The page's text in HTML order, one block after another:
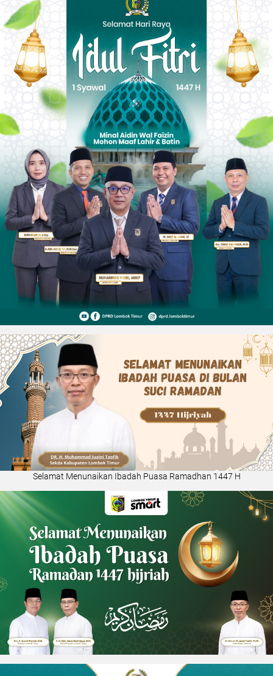
Selamat Menunaikan Ibadah Puasa Ramadhan 1447 H